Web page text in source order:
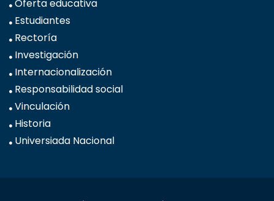
Oferta educativa
Estudiantes
Rectoría
Investigación
Internacionalización
Responsabilidad social
Vinculación
Historia
Universiada Nacional